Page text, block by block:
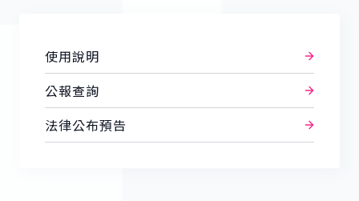
使用說明
公報查詢
法律公布預告